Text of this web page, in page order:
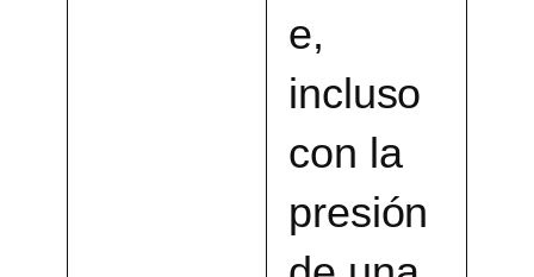
e,
incluso
con la
presión